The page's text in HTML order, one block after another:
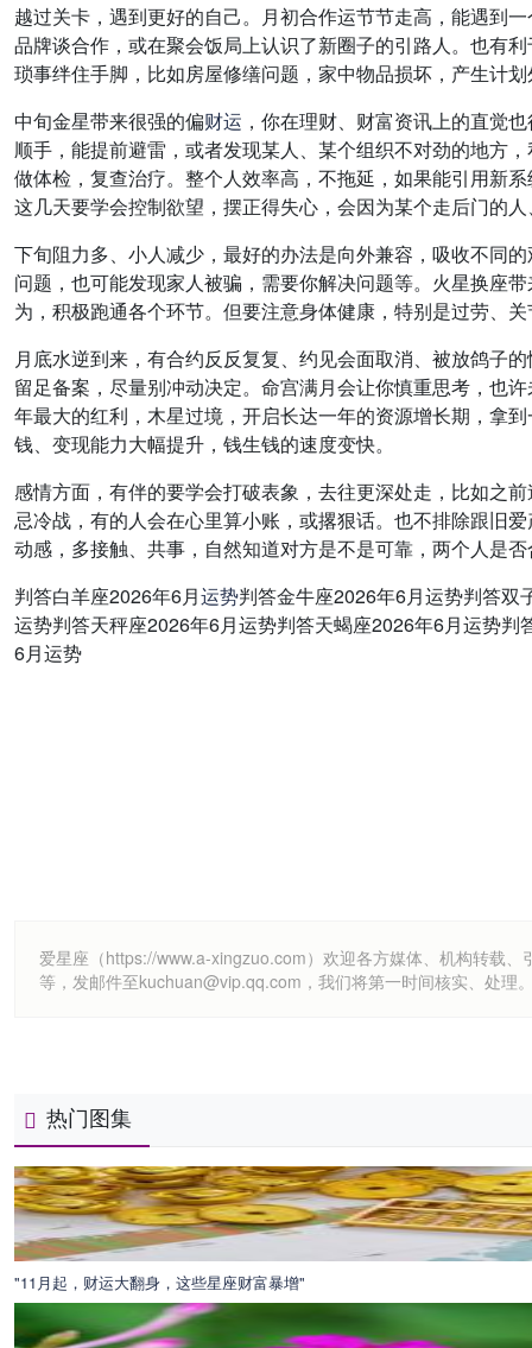
越过关卡，遇到更好的自己。月初合作运节节走高，能遇到
品牌谈合作，或在聚会饭局上认识了新圈子的引路人。也有
琐事绊住手脚，比如房屋修缮问题，家中物品损坏，产生计
中旬金星带来很强的偏财运 ，你在理财、财富资讯上的直觉
顺手，能提前避雷，或者发现某人、某个组织不对劲的地方
做体检，复查治疗。整个人效率高，不拖延，如果能引用新
这几天要学会控制欲望，摆正得失心，会因为某个走后门的
下旬阻力多、小人减少，最好的办法是向外兼容，吸收不同
问题，也可能发现家人被骗，需要你解决问题等。火星换座
为，积极跑通各个环节。但要注意身体健康，特别是过劳、
月底水逆到来，有合约反反复复、约见会面取消、被放鸽子
留足备案，尽量别冲动决定。命宫满月会让你慎重思考，也
年最大的红利，木星过境，开启长达一年的资源增长期，拿
钱、变现能力大幅提升，钱生钱的速度变快。
感情方面，有伴的要学会打破表象，去往更深处走，比如之
忌冷战，有的人会在心里算小账，或撂狠话。也不排除跟旧
动感，多接触、共事，自然知道对方是不是可靠，两个人是
判答白羊座2026年6月运势判答金牛座2026年6月运势判答
运势判答天秤座2026年6月运势判答天蝎座2026年6月运势
6月运势
爱星座（https://www.a-xingzuo.com）欢迎各方媒体、机构转载
等，发邮件至kuchuan@vip.qq.com，我们将第一时间核实、处理
热门图集
"11月起，财运大翻身，这些星座财富暴增"